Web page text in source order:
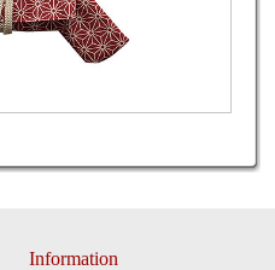
Information